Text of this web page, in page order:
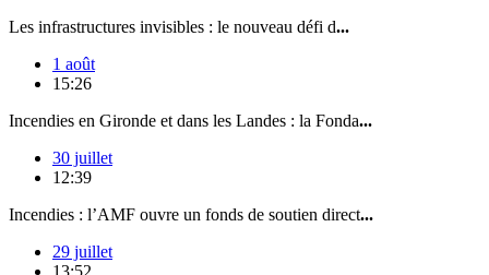
Les infrastructures invisibles : le nouveau défi d...
1 août
15:26
Incendies en Gironde et dans les Landes : la Fonda...
30 juillet
12:39
Incendies : l’AMF ouvre un fonds de soutien direct...
29 juillet
13:52